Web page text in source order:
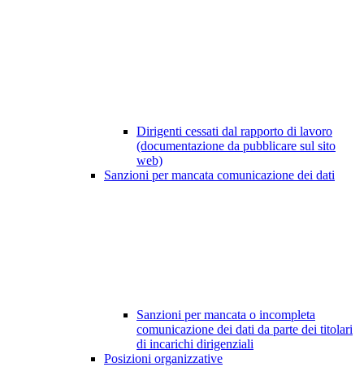
Dirigenti cessati dal rapporto di lavoro
(documentazione da pubblicare sul sito
web)
Sanzioni per mancata comunicazione dei dati
Sanzioni per mancata o incompleta
comunicazione dei dati da parte dei titolari
di incarichi dirigenziali
Posizioni organizzative